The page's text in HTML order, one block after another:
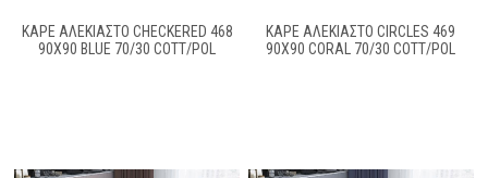
ΚΑΡΈ ΑΛΈΚΙΑΣΤΟ CHECKERED 468
90X90 BLUE 70/30 COTT/POL
ΚΑΡΈ ΑΛΈΚΙΑΣΤΟ CIRCLES 469
90X90 CORAL 70/30 COTT/POL